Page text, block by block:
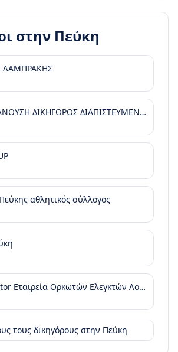
στην Πεύκη
ΛΑΜΠΡΑΚΗΣ
ΛΥΔΙΑ ΜΑΝΟΥΣΗ ΔΙΚΗΓΟΡΟΣ ΔΙΑΠΙΣΤΕΥΜΕΝΗ ΔΙΑΜΕΣΟΛΑΒΗΤΡΙΑ
αθλητικός σύλλογος
IAN Auditor Εταιρεία Ορκωτών Ελεγκτών Λογιστών
τους δικηγόρους στην Πεύκη